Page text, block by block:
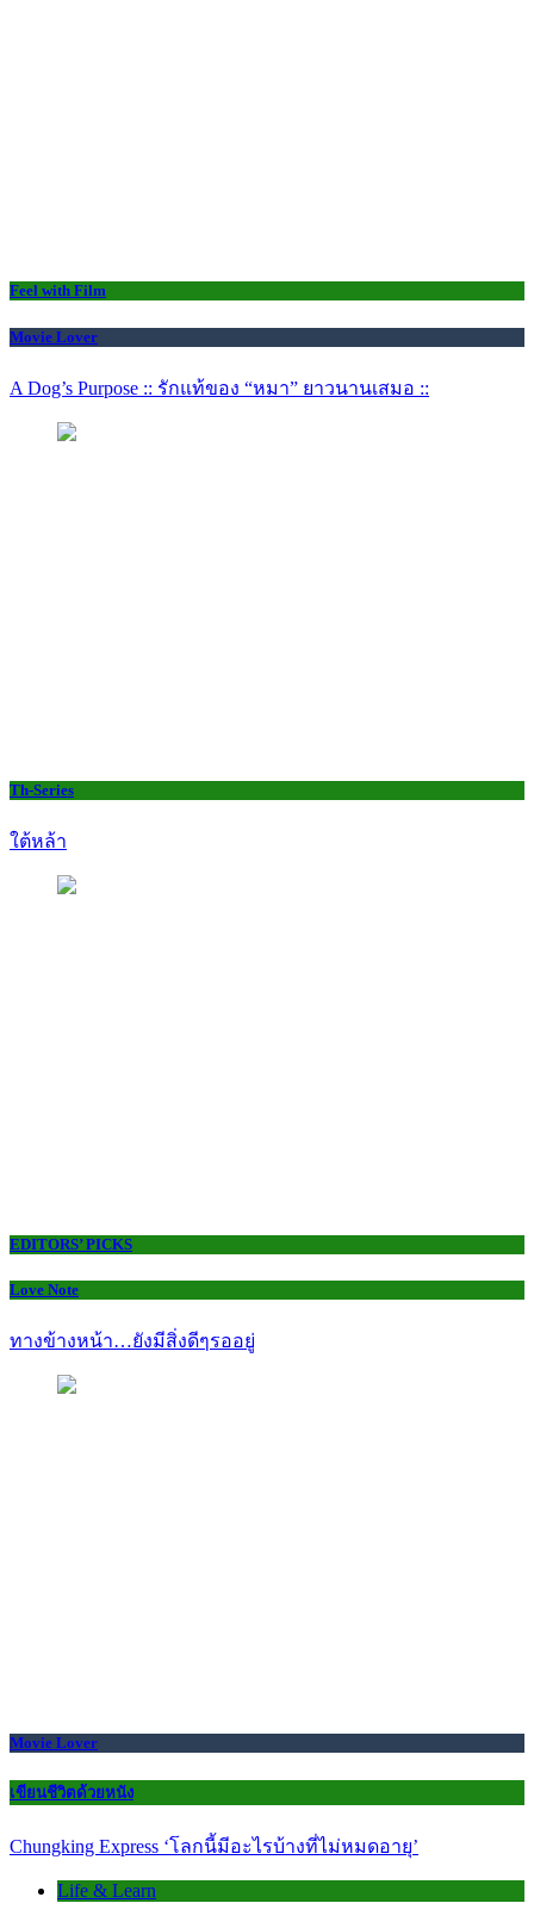
Feel with Film
Movie Lover
A Dog’s Purpose :: รักแท้ของ “หมา” ยาวนานเสมอ ::
Th-Series
ใต้หล้า
EDITORS’ PICKS
Love Note
ทางข้างหน้า…ยังมีสิ่งดีๆรออยู่
Movie Lover
เขียนชีวิตด้วยหนัง
Chungking Express ‘โลกนี้มีอะไรบ้างที่ไม่หมดอายุ’
Life & Learn